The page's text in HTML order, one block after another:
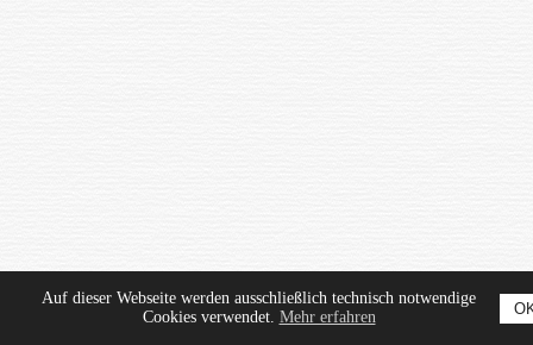
Auf dieser Webseite werden ausschließlich technisch notwendige
Cookies verwendet. Mehr erfahren